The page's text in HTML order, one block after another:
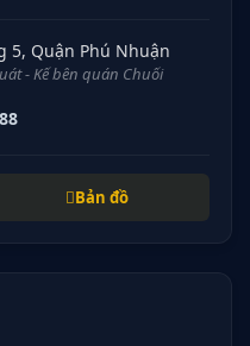
5, Quận Phú Nhuận
- Kế bên quán Chuối
Bản đồ